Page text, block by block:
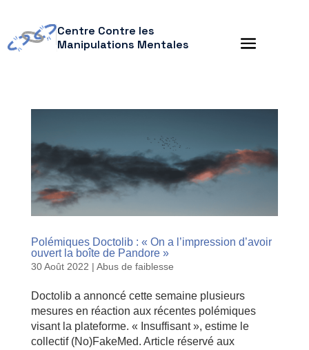
Centre Contre les
Manipulations Mentales
Polémiques Doctolib : « On a l’impression d’avoir
ouvert la boîte de Pandore »
30 Août 2022 | Abus de faiblesse
Doctolib a annoncé cette semaine plusieurs
mesures en réaction aux récentes polémiques
visant la plateforme. « Insuffisant », estime le
collectif (No)FakeMed. Article réservé aux